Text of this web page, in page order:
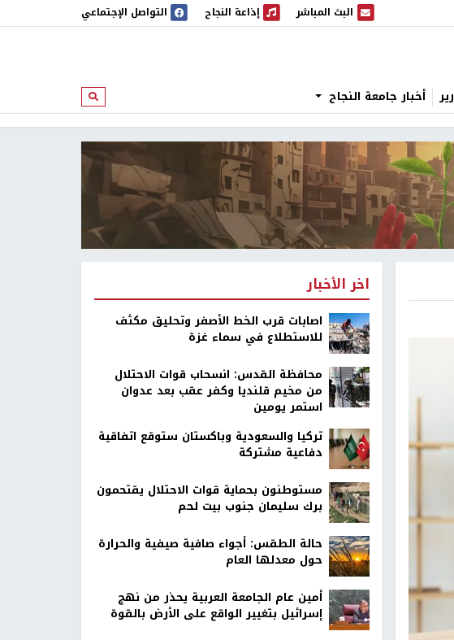
البث المباشر
البث المباشر إذاعة النجاح
إذاعة النجاح التواصل الإجتماعي
أخبار جامعة النجاح ابحث
اخر الأخبار
اصابات قرب الخط الأصفر وتحليق مكثف
للاستطلاع في سماء غزة
محافظة القدس: انسحاب قوات الاحتلال
من مخيم قلنديا وكفر عقب بعد عدوان
استمر يومين
تركيا والسعودية وباكستان ستوقع اتفاقية
دفاعية مشتركة
مستوطنون بحماية قوات الاحتلال يقتحمون
برك سليمان جنوب بيت لحم
حالة الطقس: أجواء صافية صيفية والحرارة
حول معدلها العام
أمين عام الجامعة العربية يحذر من نهج
إسرائيل بتغيير الواقع على الأرض بالقوة